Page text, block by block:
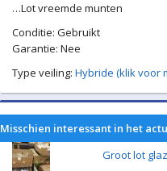
…Lot vreemde munten
Conditie: Gebruikt
Garantie: Nee
Type veiling: Hybride (klik voor
Misschien interessant in het
Groot lot